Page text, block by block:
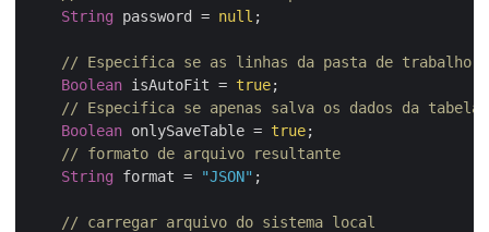
String password = null ;
// Especifica se as linhas da pasta de trabalho
Boolean isAutoFit = true;
// Especifica se apenas salva os dados da
Boolean onlySaveTable = true;
// formato de arquivo resultante
String format = "JSON" ;
// carregar arquivo do sistema local